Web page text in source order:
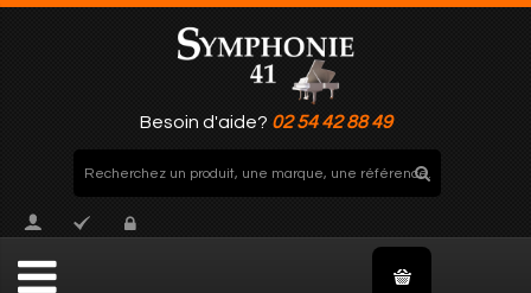
Besoin d'aide? 02 54 42 88 49